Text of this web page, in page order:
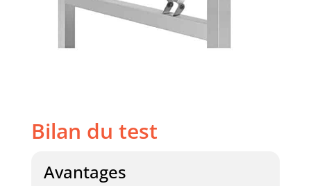
Bilan du test
Avantages